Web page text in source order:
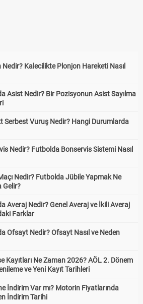
Nedir? Kalecilikte Plonjon Hareketi Nasıl
Asist Nedir? Bir Pozisyonun Asist Sayılma
Serbest Vuruş Nedir? Hangi Durumlarda
Nedir? Futbolda Bonservis Sistemi Nasıl
Nedir? Futbolda Jübile Yapmak Ne
Gelir?
Averaj Nedir? Genel Averaj ve İkili Averaj
Farklar
Ofsayt Nedir? Ofsayt Nasıl ve Neden
Kayıtları Ne Zaman 2026? AÖL 2. Dönem
ve Yeni Kayıt Tarihleri
İndirim Var mı? Motorin Fiyatlarında
İndirim Tarihi